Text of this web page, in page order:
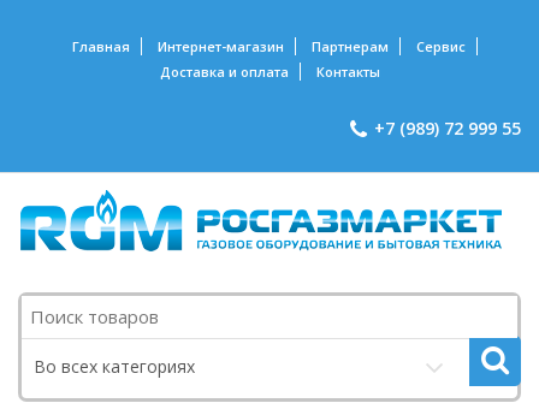
Главная Интернет-магазин Партнерам
Сервис
Доставка и оплата
Контакты
+7 (989) 72 999 55
Поиск
Во всех категориях